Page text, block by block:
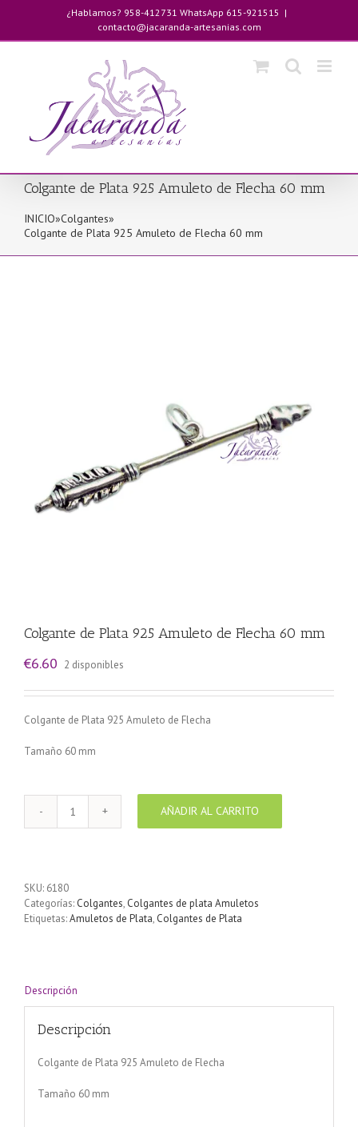
contenido
¿Hablamos? 958-412731 WhatsApp 615-921515 |
contacto@jacaranda-artesanias.com
Colgante de Plata 925 Amuleto de Flecha 60 mm
INICIO»Colgantes»
Colgante de Plata 925 Amuleto de Flecha 60 mm
Colgante de Plata 925 Amuleto de Flecha 60 mm
€6.60 2 disponibles
Colgante de Plata 925 Amuleto de Flecha
Tamaño 60 mm
Colgante
de
Flecha
60
AÑADIR AL CARRITO
SKU: 6180
Categorías: Colgantes, Colgantes de plata Amuletos
Etiquetas:Amuletos de Plata, Colgantes de Plata
Descripción
Descripción
Colgante de Plata 925 Amuleto de Flecha
Tamaño 60 mm